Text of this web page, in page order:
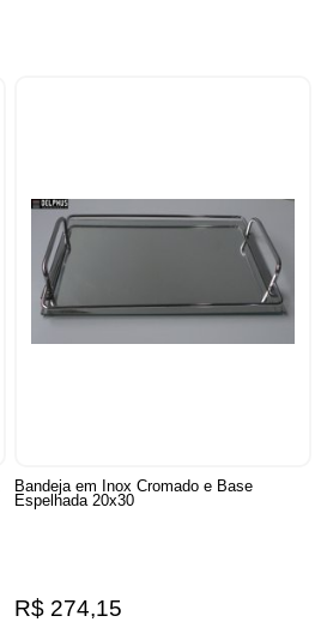
Bandeja em Inox Cromado e Base
Espelhada 20x30
R$ 274,15